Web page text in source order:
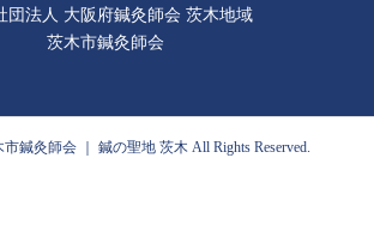
団法人 大阪府鍼灸師会 茨木地域
茨木市鍼灸師会
鍼灸師会 ｜ 鍼の聖地 茨木 All Rights Reserved.